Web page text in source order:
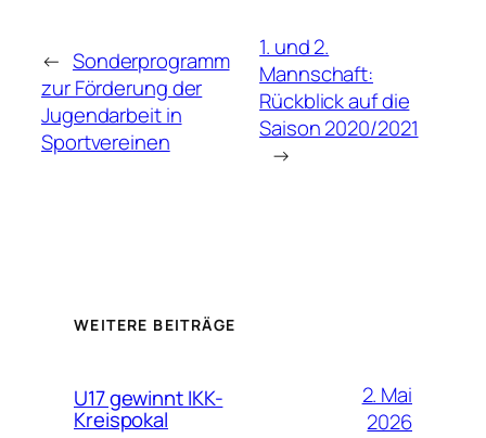
← Sonderprogramm
zur Förderung der
Jugendarbeit in
Sportvereinen
1. und 2.
Mannschaft:
Rückblick auf die
Saison 2020/2021
→
WEITERE BEITRÄGE
U17 gewinnt IKK-
Kreispokal
2. Mai
2026